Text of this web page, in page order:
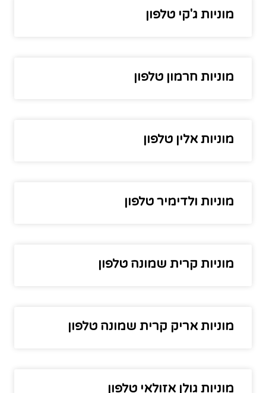
מוניות ג'קי טלפון
מוניות חרמון טלפון
מוניות אלין טלפון
מוניות ולדימיר טלפון
מוניות קרית שמונה טלפון
מוניות אריק קרית שמונה טלפון
מוניות גולן אזולאי טלפון